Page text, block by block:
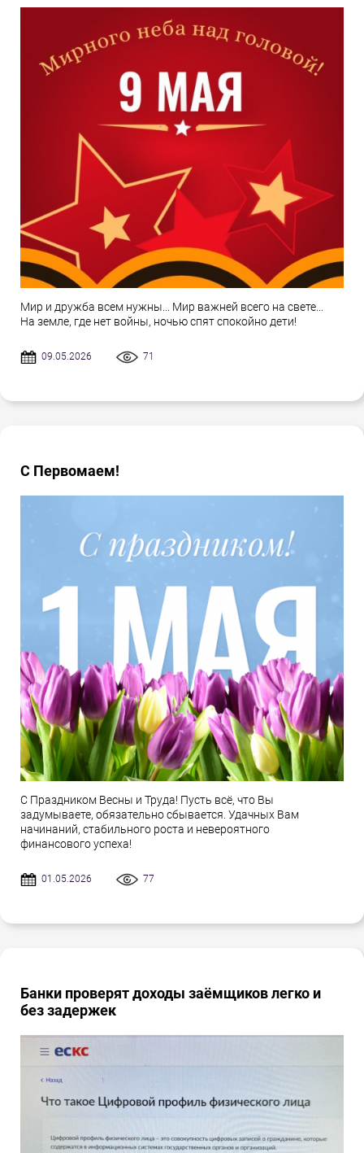
Мир и дружба всем нужны... Мир важней всего на свете...
На земле, где нет войны, ночью спят спокойно дети!
09.05.2026 71
С Первомаем!
С Праздником Весны и Труда! Пусть всё, что Вы
задумываете, обязательно сбывается. Удачных Вам
начинаний, стабильного роста и невероятного
финансового успеха!
01.05.2026 77
Банки проверят доходы заёмщиков легко и
без задержек